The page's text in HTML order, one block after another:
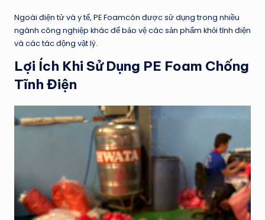
Ngoài điện tử và y tế, PE Foamcòn được sử dụng trong nhiều
ngành công nghiệp khác để bảo vệ các sản phẩm khỏi tĩnh điện
và các tác động vật lý.
Lợi Ích Khi Sử Dụng PE Foam Chống
Tĩnh Điện